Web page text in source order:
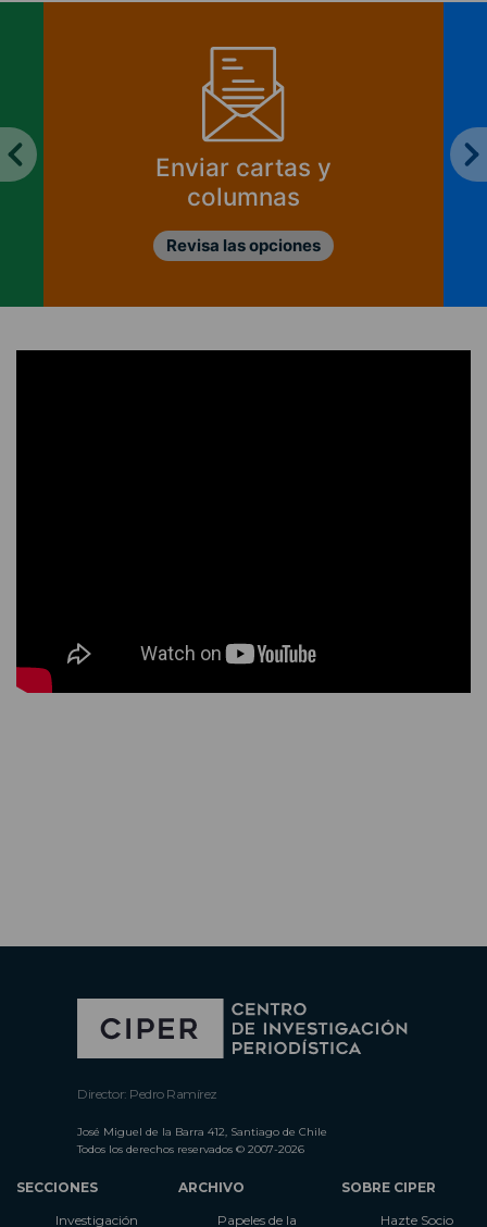
Enviar cartas y
columnas
Revisa las opciones
Director: Pedro Ramírez
José Miguel de la Barra 412, Santiago de Chile
Todos los derechos reservados © 2007-2026
SECCIONES
Investigación
ARCHIVO
Papeles de la
SOBRE CIPER
Hazte Socio